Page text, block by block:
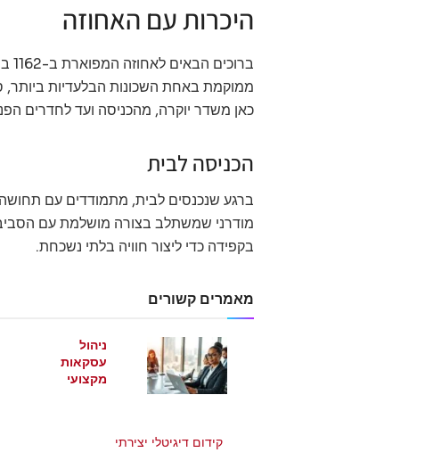
היכרות עם האחוזה
ממוקמת באחת השכונות הבלעדיות ביותר,
כאן משדר יוקרה, מהכניסה ועד לחדרים
הכניסה לבית
ברגע שנכנסים לבית, מתמודדים עם
מודרני שמשתלב בצורה מושלמת עם
בקפידה כדי ליצור חוויה בלתי נשכחת.
מאמרים קשורים
ניהול
עסקאות
מקצועי
קידום דיגיטלי יצירתי